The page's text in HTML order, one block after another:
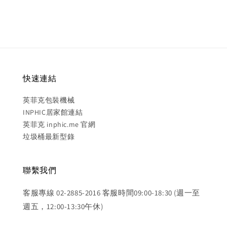
快速連結
英菲克包裝機械
INPHIC居家館連結
英菲克 inphic.me 官網
垃圾桶最新型錄
聯繫我們
客服專線 02-2885-2016 客服時間09:00-18:30 (週一至
週五，12:00-13:30午休)